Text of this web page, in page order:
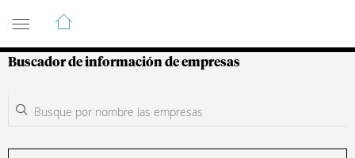
Guía de Empresas Colombianas
Buscador de información de empresas